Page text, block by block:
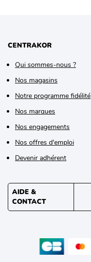
CENTRAKOR
Qui sommes-nous ?
Nos magasins
Notre programme fidélité
Nos marques
Nos engagements
Nos offres d'emploi
Devenir adhérent
AIDE &
CONTACT